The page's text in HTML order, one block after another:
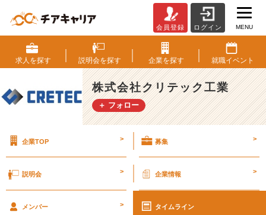
2
7
期
【社
外
秘】
画
o
会員登録 ログイン MENU
求人を探す 説明会を探す 企業を探す 就職イベント
株式会社クリテック工業
＋ フォロー
企業TOP > 募集 >
説明会 > 企業情報 >
メンバー > タイムライン